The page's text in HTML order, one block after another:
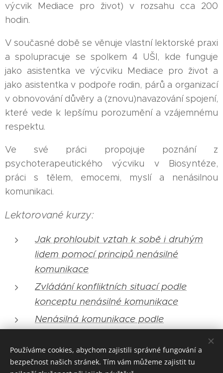
výcvik Mediace pro život) v rozsahu cca 200
hodin.
V současné době se věnuje vlastní lektorské praxi
a spolupracuje se spolkem 4 UŠI, kde funguje
jako asistentka ve výcviku Mediace pro život a
jako asistentka v podpoře rodin, párů a organizací
v obnovování důvěry a (znovu)navazování spojení,
které vede k lepšímu porozumění a vzájemnému
respektu.
Ve své práci propojuje poznání z
psychoterapeutického výcviku v Biosyntéze,
práci s tělem, emocemi, myslí a nenásilnou
komunikaci.
Lektorované kurzy:
Jak prohloubit vztah k sobě i druhým
lidem pomocí principů nenásilné
komunikace
Zvládání konfliktních situací podle
konceptu nenásilné komunikace
Nenásilná komunikace podle
Používáme cookies, abychom zajistili správné fungování a
bezpečnost našich stránek. Tím vám můžeme zajistit tu